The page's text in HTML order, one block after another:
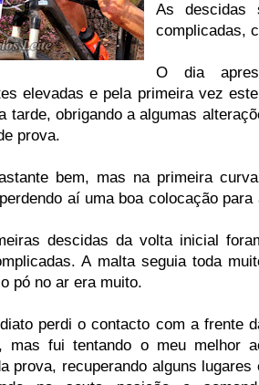
As descidas
complicadas,
O dia
elevadas e pela primeira vez
tarde, obrigando a algumas
prova.
bem, mas na primeira
aí uma boa colocação
descidas da volta inicial
A malta seguia toda
pó no ar era muito.
perdi o contacto com a frente
mas fui tentando o meu melhor
prova, recuperando alguns lugares